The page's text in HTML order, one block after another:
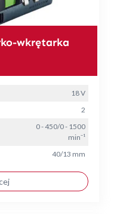
wkrętarka
18 V
2
0 - 450/0 - 1500
min⁻¹
40/13 mm